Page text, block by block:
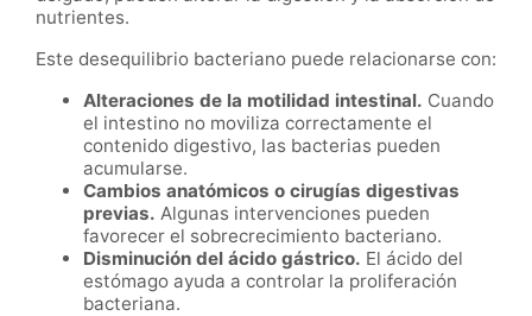
nutrientes.
Este desequilibrio bacteriano puede relacionarse con:
Alteraciones de la motilidad intestinal. Cuando
el intestino no moviliza correctamente el
contenido digestivo, las bacterias pueden
acumularse.
Cambios anatómicos o cirugías digestivas
previas. Algunas intervenciones pueden
favorecer el sobrecrecimiento bacteriano.
Disminución del ácido gástrico. El ácido del
estómago ayuda a controlar la proliferación
bacteriana.